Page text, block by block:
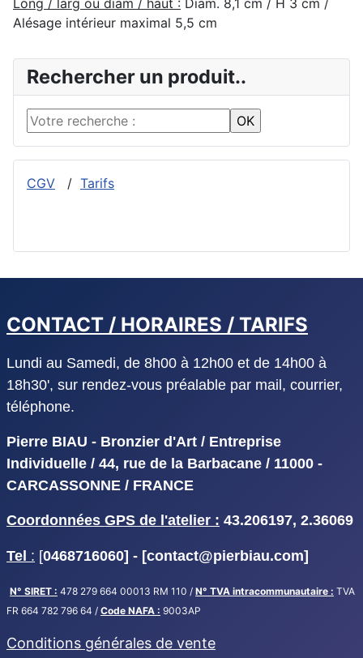
Rechercher un produit..
CGV / Tarifs
Alésage intérieur maximal 5,5 cm
CONTACT / HORAIRES / TARIFS
Lundi au Samedi, de 8h00 à 12h00 et de 14h00 à
18h30', sur rendez-vous préalable par mail, courrier,
téléphone.
Pierre BIAU - Bronzier d'Art / Entreprise
Individuelle / 44, rue de la Barbacane / 11000 -
CARCASSONNE / FRANCE
Coordonnées GPS de l'atelier : 43.206197, 2.36069
Tel : [0468716060] - [contact@pierbiau.com]
N° SIRET : 478 279 664 00013 RM 110 / N° TVA intracommunautaire : TVA
FR 664 782 796 64 / Code NAFA : 9003AP
Conditions générales de vente